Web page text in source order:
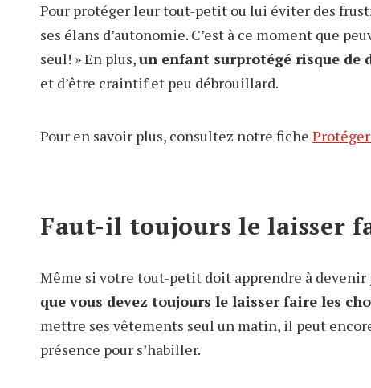
Pour protéger leur tout-petit ou lui éviter des
ses élans d’autonomie. C’est à ce moment que
seul! » En plus,un enfant surprotégé risque de
et d’être craintif et peu débrouillard.
Pour en savoir plus, consultez notre fiche
Faut-il toujours le laisser
Même si votre tout-petit doit apprendre à devenir
que vous devez toujours le laisser faire les
mettre ses vêtements seul un matin, il peut
présence pour s’habiller.